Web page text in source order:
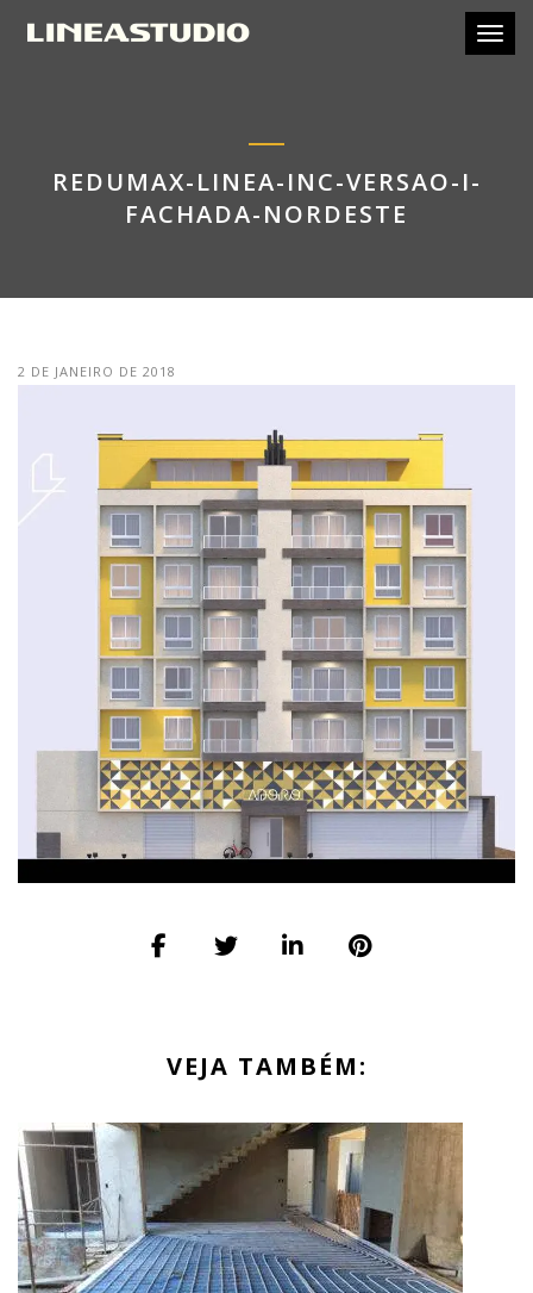
REDUMAX-LINEA-INC-VERSAO-I-
FACHADA-NORDESTE
2 DE JANEIRO DE 2018
VEJA TAMBÉM: